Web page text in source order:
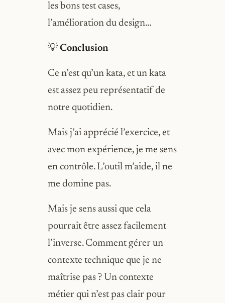
les bons test cases,
l’amélioration du design…
💡 Conclusion
Ce n’est qu’un kata, et un kata
est assez peu représentatif de
notre quotidien.
Mais j’ai apprécié l’exercice, et
avec mon expérience, je me sens
en contrôle. L’outil m’aide, il ne
me domine pas.
Mais je sens aussi que cela
pourrait être assez facilement
l’inverse. Comment gérer un
contexte technique que je ne
maîtrise pas ? Un contexte
métier qui n’est pas clair pour